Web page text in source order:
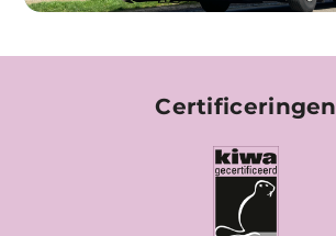
Certificeringen